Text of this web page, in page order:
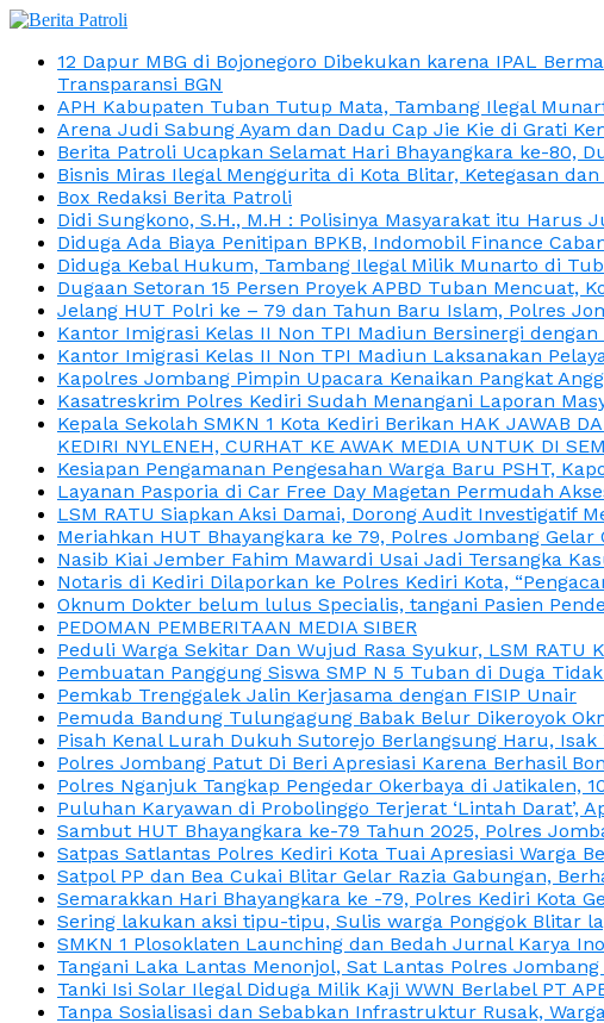
12 Dapur MBG di Bojonegoro Dibekukan karena IPAL
Transparansi BGN
APH Kabupaten Tuban Tutup Mata, Tambang Ilegal
Arena Judi Sabung Ayam dan Dadu Cap Jie Kie di Grati
Berita Patroli Ucapkan Selamat Hari Bhayangkara ke-80,
Bisnis Miras Ilegal Menggurita di Kota Blitar, Ketegasan
Box Redaksi Berita Patroli
Didi Sungkono, S.H., M.H : Polisinya Masyarakat itu
Diduga Ada Biaya Penitipan BPKB, Indomobil Finance
Diduga Kebal Hukum, Tambang Ilegal Milik Munarto di
Dugaan Setoran 15 Persen Proyek APBD Tuban Mencuat,
Jelang HUT Polri ke – 79 dan Tahun Baru Islam, Polres
Kantor Imigrasi Kelas II Non TPI Madiun Bersinergi
Kantor Imigrasi Kelas II Non TPI Madiun Laksanakan
Kapolres Jombang Pimpin Upacara Kenaikan Pangkat
Kasatreskrim Polres Kediri Sudah Menangani Laporan
Kepala Sekolah SMKN 1 Kota Kediri Berikan HAK JAWAB
KEDIRI NYLENEH, CURHAT KE AWAK MEDIA UNTUK DI
Kesiapan Pengamanan Pengesahan Warga Baru PSHT,
Layanan Pasporia di Car Free Day Magetan Permudah
LSM RATU Siapkan Aksi Damai, Dorong Audit Investigatif
Meriahkan HUT Bhayangkara ke 79, Polres Jombang Gelar
Nasib Kiai Jember Fahim Mawardi Usai Jadi Tersangka
Notaris di Kediri Dilaporkan ke Polres Kediri Kota,
Oknum Dokter belum lulus Specialis, tangani Pasien
PEDOMAN PEMBERITAAN MEDIA SIBER
Peduli Warga Sekitar Dan Wujud Rasa Syukur, LSM RATU
Pembuatan Panggung Siswa SMP N 5 Tuban di Duga Tidak
Pemkab Trenggalek Jalin Kerjasama dengan FISIP Unair
Pemuda Bandung Tulungagung Babak Belur Dikeroyok
Pisah Kenal Lurah Dukuh Sutorejo Berlangsung Haru,
Polres Jombang Patut Di Beri Apresiasi Karena Berhasil
Polres Nganjuk Tangkap Pengedar Okerbaya di Jatikalen,
Puluhan Karyawan di Probolinggo Terjerat ‘Lintah Darat’,
Sambut HUT Bhayangkara ke-79 Tahun 2025, Polres
Satpas Satlantas Polres Kediri Kota Tuai Apresiasi Warga
Satpol PP dan Bea Cukai Blitar Gelar Razia Gabungan,
Semarakkan Hari Bhayangkara ke -79, Polres Kediri Kota
Sering lakukan aksi tipu-tipu, Sulis warga Ponggok Blitar
SMKN 1 Plosoklaten Launching dan Bedah Jurnal Karya
Tangani Laka Lantas Menonjol, Sat Lantas Polres
Tanki Isi Solar Ilegal Diduga Milik Kaji WWN Berlabel PT
Tanpa Sosialisasi dan Sebabkan Infrastruktur Rusak,